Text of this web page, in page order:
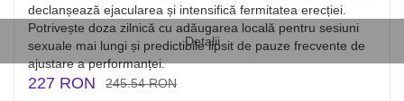
Detalii
declanșează ejacularea și intensifică fermitatea erecției.
Potrivește doza zilnică cu adăugarea locală pentru sesiuni
sexuale mai lungi și predictibile lipsit de pauze frecvente de
ajustare a performanței.
227 RON 245.54 RON